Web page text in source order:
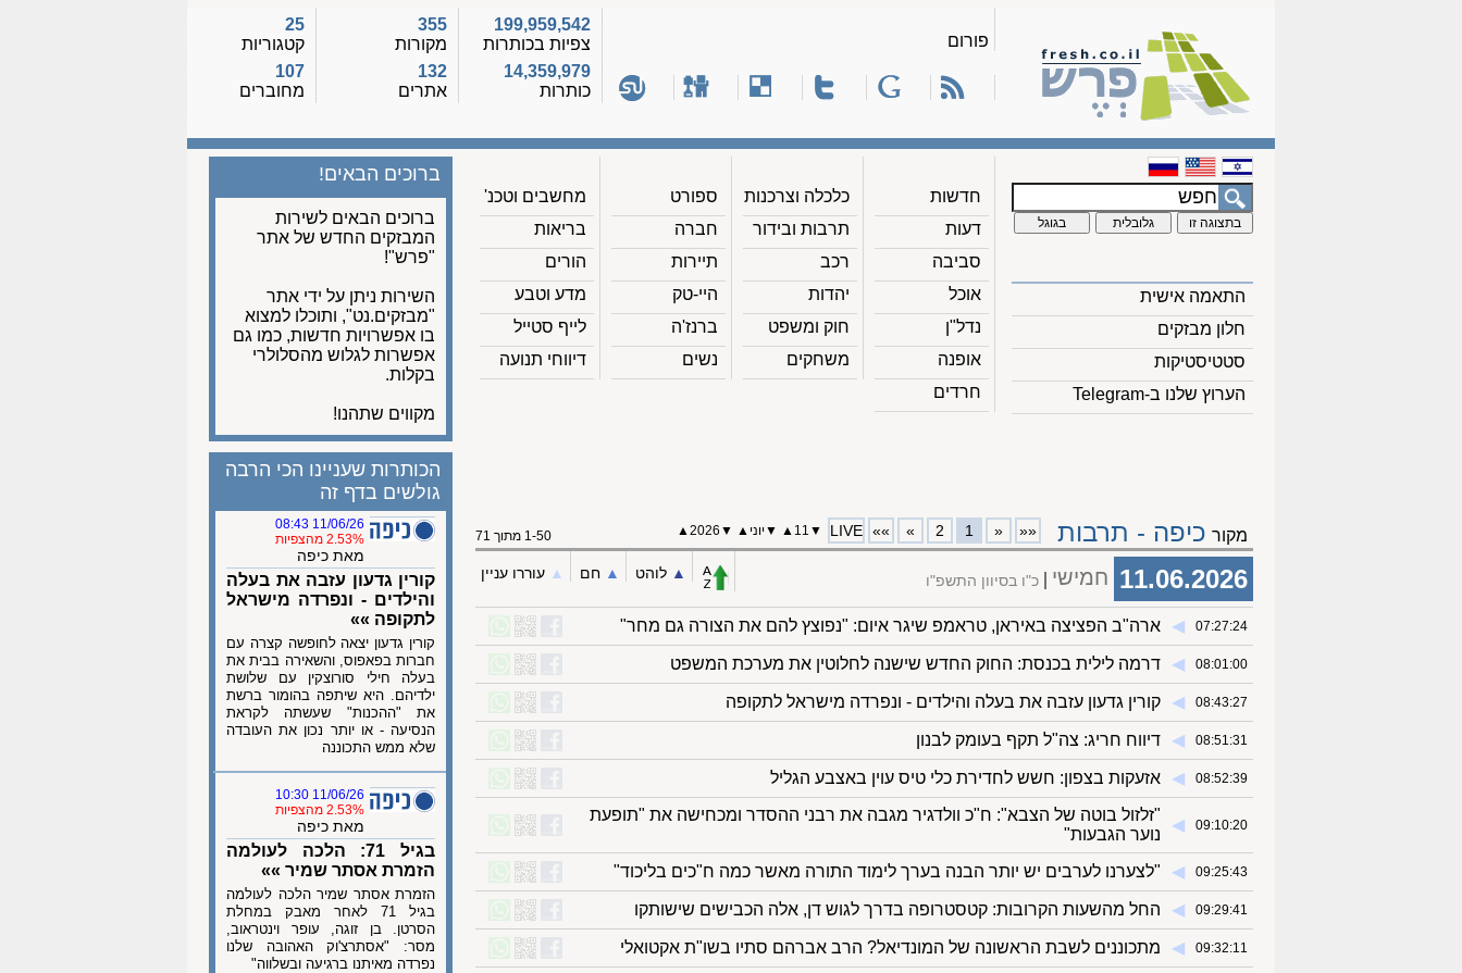
פורום
199,959,542
צפיות בכותרות
14,359,979
כותרות
355
מקורות
132
אתרים
25
קטגוריות
107
מחוברים
התאמה אישית
חלון מבזקים
סטטיסטיקות
הערוץ שלנו ב-Telegram
חדשות
דעות
סביבה
אוכל
נדל"ן
אופנה
חרדים
כלכלה וצרכנות
תרבות ובידור
רכב
יהדות
חוק ומשפט
משחקים
ספורט
חברה
תיירות
היי-טק
ברנז'ה
נשים
מחשבים וטכנ'
בריאות
הורים
מדע וטבע
לייף סטייל
דיווחי תנועה
ברוכים הבאים!
ברוכים הבאים לשירות
המבזקים החדש של אתר
"פרש"!
השירות ניתן על ידי אתר
"מבזקים.נט", ותוכלו למצוא
בו אפשרויות חדשות, כמו גם
אפשרות לגלוש מהסלולרי
בקלות.
מקווים שתהנו!
מקור כיפה - תרבות ««
«
1
2
»
»»
LIVE
▼
11
▲
▼יוני ▲
▼
2026▲ 1-50 מתוך 71
11.06.2026 חמישי כ"ו בסיוון התשפ"ו ▲︎ לוהט ▲︎ חם ▲︎ עוררו עניין
07:27:24
◀︎ ארה"ב הפציצה באיראן, טראמפ שיגר איום: "נפוצץ להם את הצורה גם מחר"
08:01:00
◀︎ דרמה לילית בכנסת: החוק החדש שישנה לחלוטין את מערכת המשפט
08:43:27
◀︎ קורין גדעון עזבה את בעלה והילדים - ונפרדה מישראל לתקופה
08:51:31
◀︎ דיווח חריג: צה"ל תקף בעומק לבנון
08:52:39
◀︎ אזעקות בצפון: חשש לחדירת כלי טיס עוין באצבע הגליל
09:10:20
◀︎
"זלזול בוטה של הצבא": ח"כ וולדגיר מגבה את רבני ההסדר ומכחישה את "תופעת
נוער הגבעות"
09:25:43
◀︎ "לצערנו לערבים יש יותר הבנה בערך לימוד התורה מאשר כמה ח"כים בליכוד"
09:29:41
◀︎ החל מהשעות הקרובות: קטסטרופה בדרך לגוש דן, אלה הכבישים שישותקו
09:32:11
◀︎ מתכוננים לשבת הראשונה של המונדיאל? הרב אברהם סתיו בשו"ת אקטואלי
הכותרות שעניינו הכי הרבה
גולשים בדף זה
11/06/26 08:43
2.53% מהצפיות
מאת כיפה
קורין גדעון עזבה את בעלה
והילדים - ונפרדה מישראל
לתקופה »»
קורין גדעון יצאה לחופשה קצרה עם
חברות בפאפוס, והשאירה בבית את
בעלה חילי סורוצקין עם שלושת
ילדיהם. היא שיתפה בהומור ברשת
את "ההכנות" שעשתה לקראת
הנסיעה - או יותר נכון את העובדה
שלא ממש התכוננה
11/06/26 10:30
2.53% מהצפיות
מאת כיפה
בגיל 71: הלכה לעולמה
הזמרת אסתר שמיר »»
הזמרת אסתר שמיר הלכה לעולמה
בגיל 71 לאחר מאבק במחלת
הסרטן. בן זוגה, עופר וינטראוב,
מסר: "אסתרצ'וק האהובה שלנו
נפרדה מאיתנו ברגיעה ובשלווה"